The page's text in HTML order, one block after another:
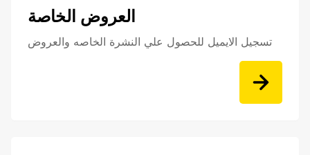
العروض الخاصة
تسجيل الايميل للحصول علي النشرة الخاصه والعروض